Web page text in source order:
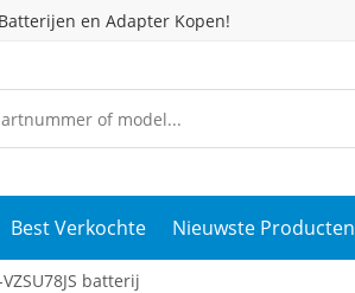
en Adapter Kopen!
Best Verkochte Nieuwste Producten
batterij